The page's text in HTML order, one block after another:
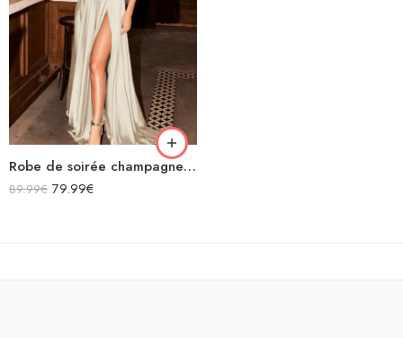
Robe de soirée champagne en satin fluide col bénitier bretelles longue fendue
89.99€ 79.99€